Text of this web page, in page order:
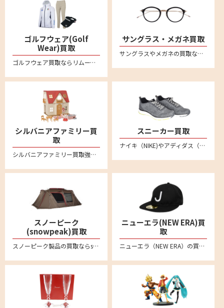
ゴルフウェア(Golf
Wear)買取
ゴルフウェア買取ならリムーブの宅配買取がおすすめ。パーリーゲイツやマーク&ロナ、キャロウェイなど有名ブランドなど多数ブランドを高価買取。レディース・メンズの商品お売りください。不要なゴルフウェアを自宅で箱に詰めて送るだけの簡単査定。全国対応・送料無料。LINEによるオンライン査定も便利
サングラス・メガネ買取
サングラスやメガネの買取ならリムーブの宅配買取が便利です。アヤメ、モスコット、アイヴァン7285、フォーナインズ、レイバンといった 人気ブランドのサングラスや眼鏡・メガネフレームを中心に買取強化中です
シルバニアファミリー買
取
シルバニアファミリー買取強化中！人形やドールハウス、箱無しのものでもしっかり買い取ります。不要になりましたシルバニアファミリーの商品がございましたらリムーブの宅配買取をご利用ください。
スニーカー買取
ナイキ（NIKE)やアディダス（adidas）、ニューバランス(New Balance)など不要になったスニーカーは宅配買取専門店リムーブへお売りください。全国対応・送料無料の安心宅配査定。LINE査定も便利です。新品未使用品から中古品のスニーカーまでしっかり買い取ります
スノーピーク
(snowpeak)買取
スノーピーク製品の買取ならsnowpeak買取専門リムーブにお任せ。スノーピークを売るなら、まずはリムーブにご相談ください。アメニティドーム、リビングシェル、ランドロック、タープ、焚火台、IGTシリーズなどの定番モデルから、Pro.ライン、Pro.airライン、Ivoryラインなど各種製品を喜んで買取致します。廃盤品などや希少モデルもお任せください。全国対応で送料・手数料無料の宅配買取はこちら
ニューエラ(NEW ERA)買
取
ニューエラ（NEW ERA）の買取ならリムーブ。キャップやアパレル、ゴルフアイテムなどの商品を高く売るなら宅配買取がおすすめ。ブランド品の査定なら専門店へ。送料や手数料など一切無料です